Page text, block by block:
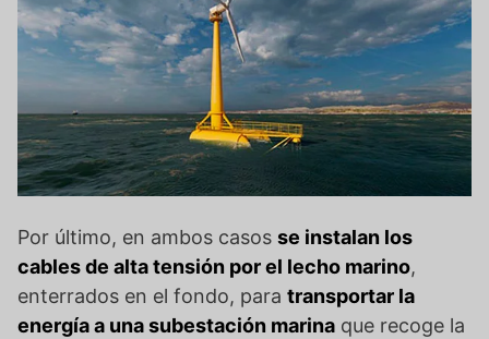
Por último, en ambos casos se instalan los
cables de alta tensión por el lecho marino,
enterrados en el fondo, para transportar la
energía a una subestación marina que recoge la